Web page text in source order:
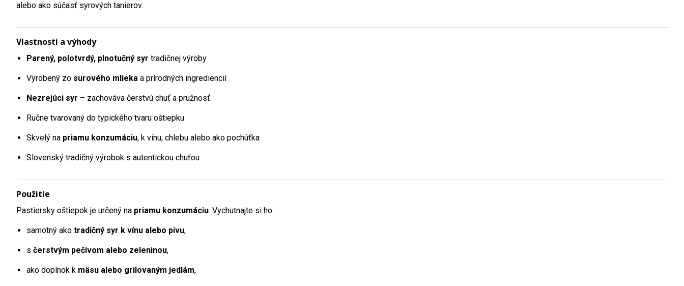
alebo ako súčasť syrových tanierov.
Vlastnosti a výhody
Parený, polotvrdý, plnotučný syr tradičnej výroby
Vyrobený zo surového mlieka a prírodných ingrediencií
Nezrejúci syr – zachováva čerstvú chuť a pružnosť
Ručne tvarovaný do typického tvaru oštiepku
Skvelý na priamu konzumáciu, k vínu, chlebu alebo ako pochúťka
Slovenský tradičný výrobok s autentickou chuťou
Použitie
Pastiersky oštiepok je určený na priamu konzumáciu. Vychutnajte si ho:
samotný ako tradičný syr k vínu alebo pivu,
s čerstvým pečivom alebo zeleninou,
ako doplnok k mäsu alebo grilovaným jedlám,